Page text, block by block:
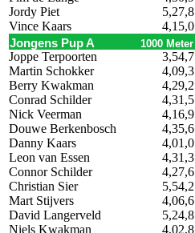
Jordy Piet
5,27,8
Vince Kaars
4,15,0
Jongens Pup A 1000 Meter
Joppe Terpoorten 3,54,7
Martin Schokker
4,09,3
Berry Kwakman
4,29,2
Conrad Schilder
4,31,5
Nick Veerman
4,16,9
Douwe Berkenbosch
4,35,6
Danny Kaars
4,01,0
Leon van Essen
4,31,3
Connor Schilder
4,27,6
Christian Sier
5,54,2
Mart Stijvers
4,06,6
David Langerveld
5,24,8
Niels Kwakman
4,02,8